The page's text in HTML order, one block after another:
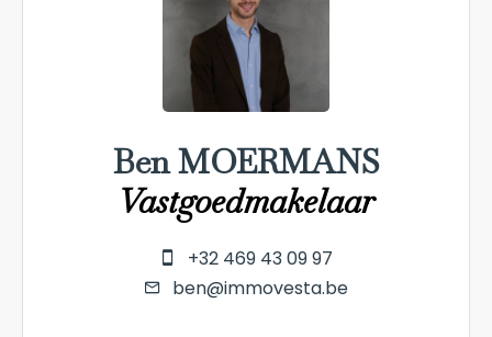
Ben MOERMANS
Vastgoedmakelaar
+32 469 43 09 97
ben@immovesta.be